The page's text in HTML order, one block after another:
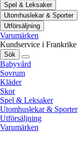
Spel & Leksaker
Utomhuslekar & Sporter
Utförsäljning
Varumärken
Kundservice i Frankrike
Sök
Babyvård
Sovrum
Kläder
Skor
Spel & Leksaker
Utomhuslekar & Sporter
Utförsäljning
Varumärken